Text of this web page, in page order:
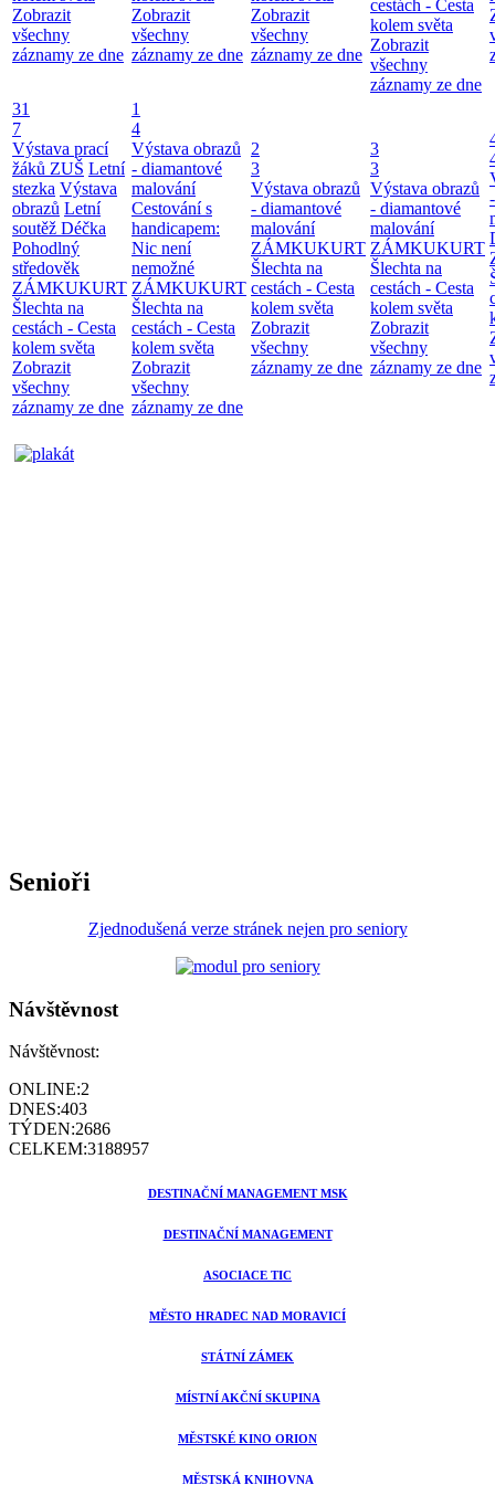
Zobrazit
všechny
záznamy ze dne
Zobrazit
všechny
záznamy ze dne
Zobrazit
všechny
záznamy ze dne
cestách - Cesta
kolem světa
Zobrazit
všechny
záznamy ze dne
31
7
Výstava prací
žáků ZUŠ Letní
stezka Výstava
obrazů Letní
soutěž Déčka
Pohodlný
středověk
ZÁMKUKURT
Šlechta na
cestách - Cesta
kolem světa
Zobrazit
všechny
záznamy ze dne
1
4
Výstava obrazů
- diamantové
malování
Cestování s
handicapem:
Nic není
nemožné
ZÁMKUKURT
Šlechta na
cestách - Cesta
kolem světa
Zobrazit
všechny
záznamy ze dne
2
3
Výstava obrazů
- diamantové
malování
ZÁMKUKURT
Šlechta na
cestách - Cesta
kolem světa
Zobrazit
všechny
záznamy ze dne
3
3
Výstava obrazů
- diamantové
malování
ZÁMKUKURT
Šlechta na
cestách - Cesta
kolem světa
Zobrazit
všechny
záznamy ze dne
Senioři
Zjednodušená verze stránek nejen pro seniory
Návštěvnost
Návštěvnost:
ONLINE:2
DNES:403
TÝDEN:2686
CELKEM:3188957
DESTINAČNÍ MANAGEMENT MSK
DESTINAČNÍ MANAGEMENT
ASOCIACE TIC
MĚSTO HRADEC NAD MORAVICÍ
STÁTNÍ ZÁMEK
MÍSTNÍ AKČNÍ SKUPINA
MĚSTSKÉ KINO ORION
MĚSTSKÁ KNIHOVNA